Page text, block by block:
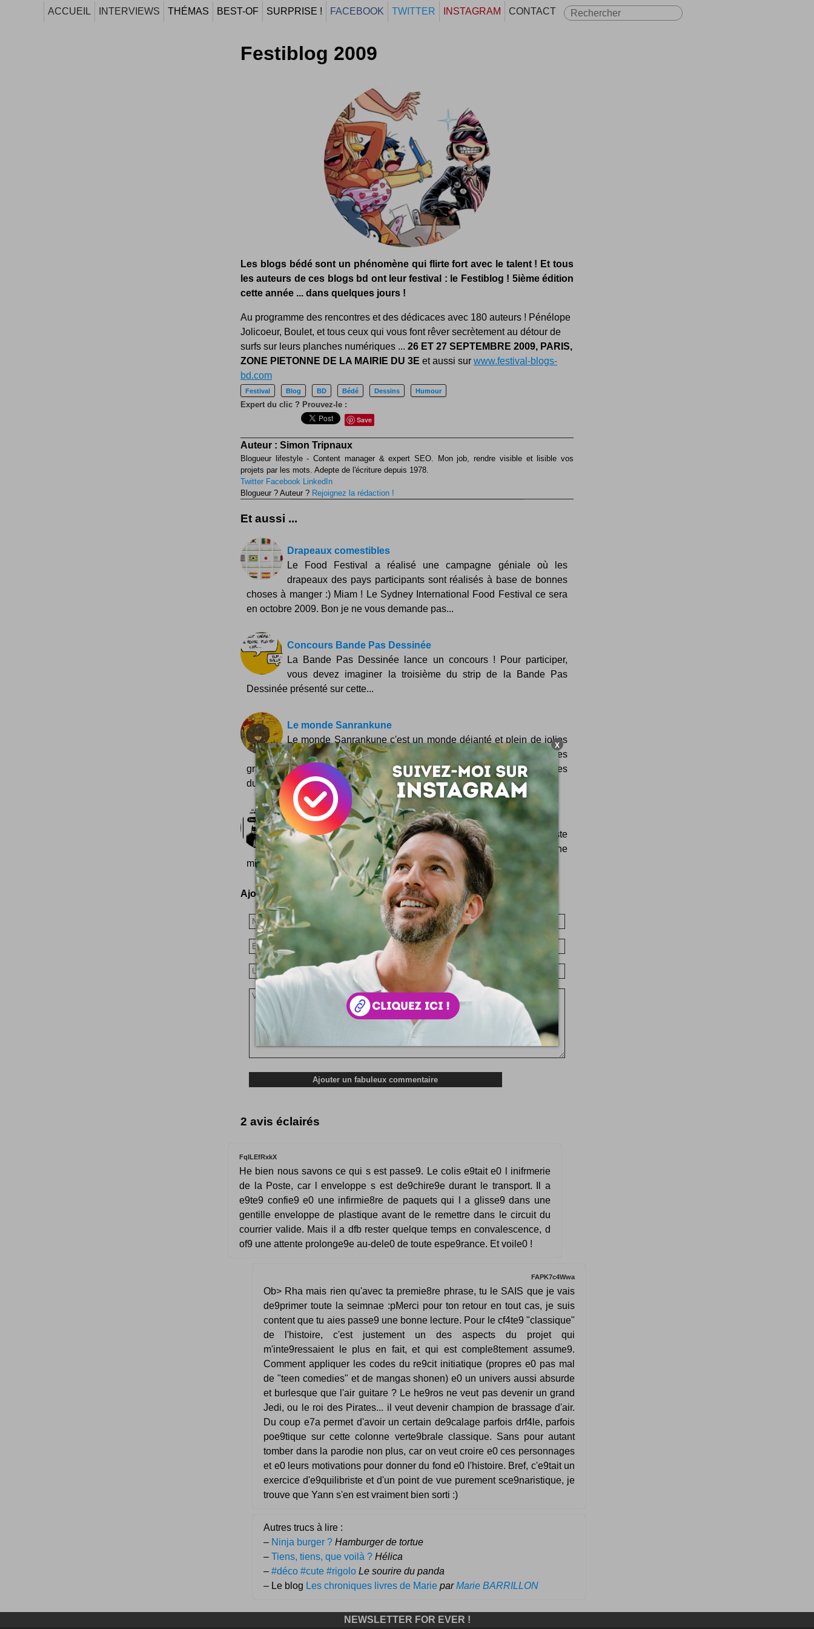
ACCUEIL INTERVIEWS THÉMAS BEST-OF SURPRISE ! FACEBOOK TWITTER INSTAGRAM CONTACT
Festiblog 2009
Les blogs bédé sont un phénomène qui flirte fort avec le talent ! Et tous
les auteurs de ces blogs bd ont leur festival : le Festiblog ! 5ième édition
cette année ... dans quelques jours !
Au programme des rencontres et des dédicaces avec 180 auteurs ! Pénélope
Jolicoeur, Boulet, et tous ceux qui vous font rêver secrètement au détour de
surfs sur leurs planches numériques ... 26 ET 27 SEPTEMBRE 2009, PARIS,
ZONE PIETONNE DE LA MAIRIE DU 3E et aussi sur www.festival-blogs-
bd.com
Festival Blog BD Bédé Dessins Humour
Expert du clic ? Prouvez-le :
Save
Auteur : Simon Tripnaux
Blogueur lifestyle - Content manager & expert SEO. Mon job, rendre visible et lisible vos
projets par les mots. Adepte de l'écriture depuis 1978.
Twitter Facebook LinkedIn
Blogueur ? Auteur ? Rejoignez la rédaction !
Et aussi ...
Drapeaux comestibles
Le Food Festival a réalisé une campagne géniale où les
drapeaux des pays participants sont réalisés à base de bonnes
choses à manger :) Miam ! Le Sydney International Food Festival ce sera
en octobre 2009. Bon je ne vous demande pas...
Concours Bande Pas Dessinée
La Bande Pas Dessinée lance un concours ! Pour participer,
vous devez imaginer la troisième du strip de la Bande Pas
Dessinée présenté sur cette...
Le monde Sanrankune
Le monde Sanrankune c'est un monde déjanté et plein de jolies
choses pas vraiment consensuelles ... Avec des rubriques
grandioses comme Le monde merveilleux de Facebook ou les aventures
du groupe de métal...
Batscenseur
Quand Batman prend l'ascenseur ... Le camarade graphiste
Boidin propose des édifiantes aventures de Batman dans une
mise en scène ébouriffa...
Ajoutez votre avis !
2 avis éclairés
FqILEfRxkX
He bien nous savons ce qui s est passe9. Le colis e9tait e0 l inifrmerie
de la Poste, car l enveloppe s est de9chire9e durant le transport. Il a
e9te9 confie9 e0 une infirmie8re de paquets qui l a glisse9 dans une
gentille enveloppe de plastique avant de le remettre dans le circuit du
courrier valide. Mais il a dfb rester quelque temps en convalescence, d
of9 une attente prolonge9e au-dele0 de toute espe9rance. Et voile0 !
FAPK7c4Wwa
Ob> Rha mais rien qu'avec ta premie8re phrase, tu le SAIS que je vais
de9primer toute la seimnae :pMerci pour ton retour en tout cas, je suis
content que tu aies passe9 une bonne lecture. Pour le cf4te9 "classique"
de l'histoire, c'est justement un des aspects du projet qui
m'inte9ressaient le plus en fait, et qui est comple8tement assume9.
Comment appliquer les codes du re9cit initiatique (propres e0 pas mal
de "teen comedies" et de mangas shonen) e0 un univers aussi absurde
et burlesque que l'air guitare ? Le he9ros ne veut pas devenir un grand
Jedi, ou le roi des Pirates... il veut devenir champion de brassage d'air.
Du coup e7a permet d'avoir un certain de9calage parfois drf4le, parfois
poe9tique sur cette colonne verte9brale classique. Sans pour autant
tomber dans la parodie non plus, car on veut croire e0 ces personnages
et e0 leurs motivations pour donner du fond e0 l'histoire. Bref, c'e9tait un
exercice d'e9quilibriste et d'un point de vue purement sce9naristique, je
trouve que Yann s'en est vraiment bien sorti :)
Autres trucs à lire :
– Ninja burger ? Hamburger de tortue
– Tiens, tiens, que voilà ? Hélica
– #déco #cute #rigolo Le sourire du panda
– Le blog Les chroniques livres de Marie parMarie BARRILLON
NEWSLETTER FOR EVER !
X